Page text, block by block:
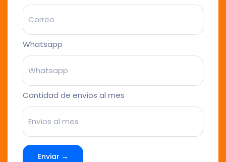
Whatsapp
Cantidad de envíos al mes
Enviar →